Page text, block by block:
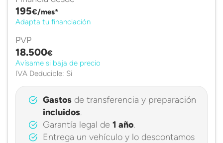
195€/mes*
Adapta tu financiación
PVP
18.500€
Avísame si baja de precio
IVA Deducible: Si
Gastosde transferencia y preparación
incluidos.
Garantía legal de 1 año.
Entrega un vehículo y lo descontamos